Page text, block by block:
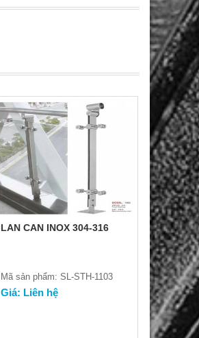
LAN CAN INOX 304-316
Mã sản phẩm: SL-STH-1103
Giá: Liên hệ